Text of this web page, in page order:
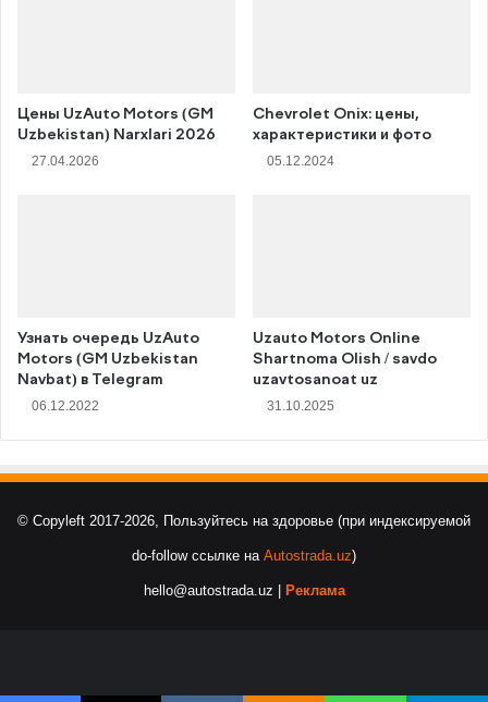
Цены UzAuto Motors (GM
Uzbekistan) Narxlari 2026
27.04.2026
Chevrolet Onix: цены,
характеристики и фото
05.12.2024
Узнать очередь UzAuto
Motors (GM Uzbekistan
Navbat) в Telegram
06.12.2022
Uzauto Motors Online
Shartnoma Olish / savdo
uzavtosanoat uz
31.10.2025
© Copyleft 2017-2026, Пользуйтесь на здоровье (при индексируемой
do-follow ссылке на Autostrada.uz)
hello@autostrada.uz | Реклама